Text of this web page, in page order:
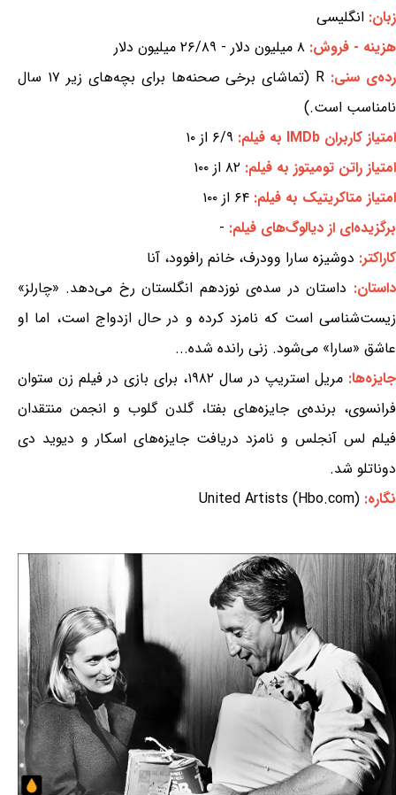
زبان: انگلیسی
هزینه - فروش: ۸ میلیون دلار - ۲۶/۸۹ میلیون دلار
رده‌ی سنی:
R (تماشای برخی صحنه‌ها برای بچه‌های زیر ۱۷ سال
نامناسب است.)
امتیاز کاربران IMDb به فیلم:
۶/۹ از ۱۰
امتیاز راتن تومیتوز به فیلم: ۸۲ از ۱۰۰
امتیاز متاکریتیک به فیلم: ۶۴ از ۱۰۰
برگزیده‌ای از دیالوگ‌های فیلم: -
کاراکتر: دوشیزه سارا وودرف، خانم رافوود، آنا
داستان: داستان در سده‌ی نوزدهم انگلستان رخ می‌دهد. «چارلز»
زیست‌شناسی است که نامزد کرده و در حال ازدواج است، اما او
عاشق «سارا» می‌شود. زنی رانده شده...
جایزه‌ها:
مریل استریپ در سال ۱۹۸۲، برای بازی در فیلم زن ستوان
فرانسوی، برنده‌ی جایزه‌های بفتا، گلدن گلوب و انجمن منتقدان
فیلم لس آنجلس و نامزد دریافت جایزه‌های اسکار و دیوید دی
دوناتلو شد.
نگاره: United Artists (Hbo.com)